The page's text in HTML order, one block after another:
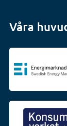
Våra